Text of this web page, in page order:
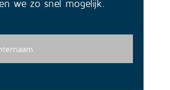
we zo snel mogelijk.